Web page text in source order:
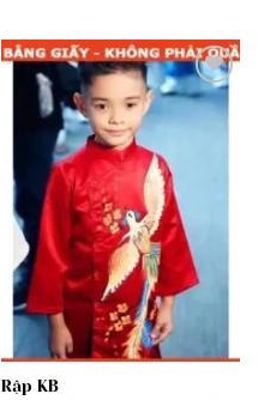
Add to
wishlist
Rập KB